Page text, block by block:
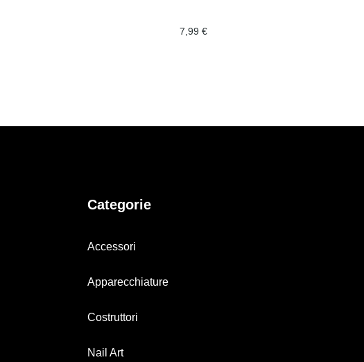
7,99 €
Categorie
Accessori
Apparecchiature
Costruttori
Nail Art